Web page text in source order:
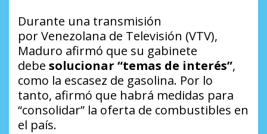
Durante una transmisión
porVenezolana de Televisión (VTV),
Maduro afirmó que su gabinete
debe solucionar “temas de interés”,
como la escasez de gasolina. Por lo
tanto, afirmó que habrá medidas para
“consolidar” la oferta de combustibles en
el país.